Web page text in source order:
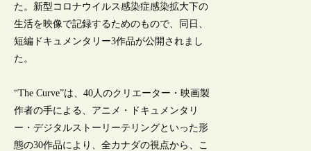
た。新型コロナウイルス感染症感染拡大下の
生活を映像で記録するためのもので、同日、
短編ドキュメンタリー3作品が公開されまし
た。
“The Curve”は、40人のクリエーター・映画製
作者の手による、アニメ・ドキュメンタリ
ー・デジタルストーリーテリングといった形
態の30作品により、全カナダの視点から、こ